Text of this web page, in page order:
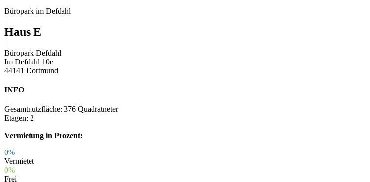
Büropark im Defdahl
Haus E
Büropark Defdahl
Im Defdahl 10e
44141 Dortmund
INFO
Gesamtnutzfläche: 376 Quadratneter
Etagen: 2
Vermietung in Prozent:
0%
Vermietet
0%
Frei